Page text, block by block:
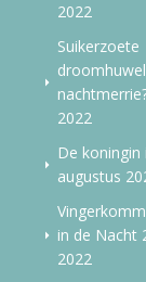
2022
Suikerzoete
2022
De koningin
augustus
in de Nacht
2022